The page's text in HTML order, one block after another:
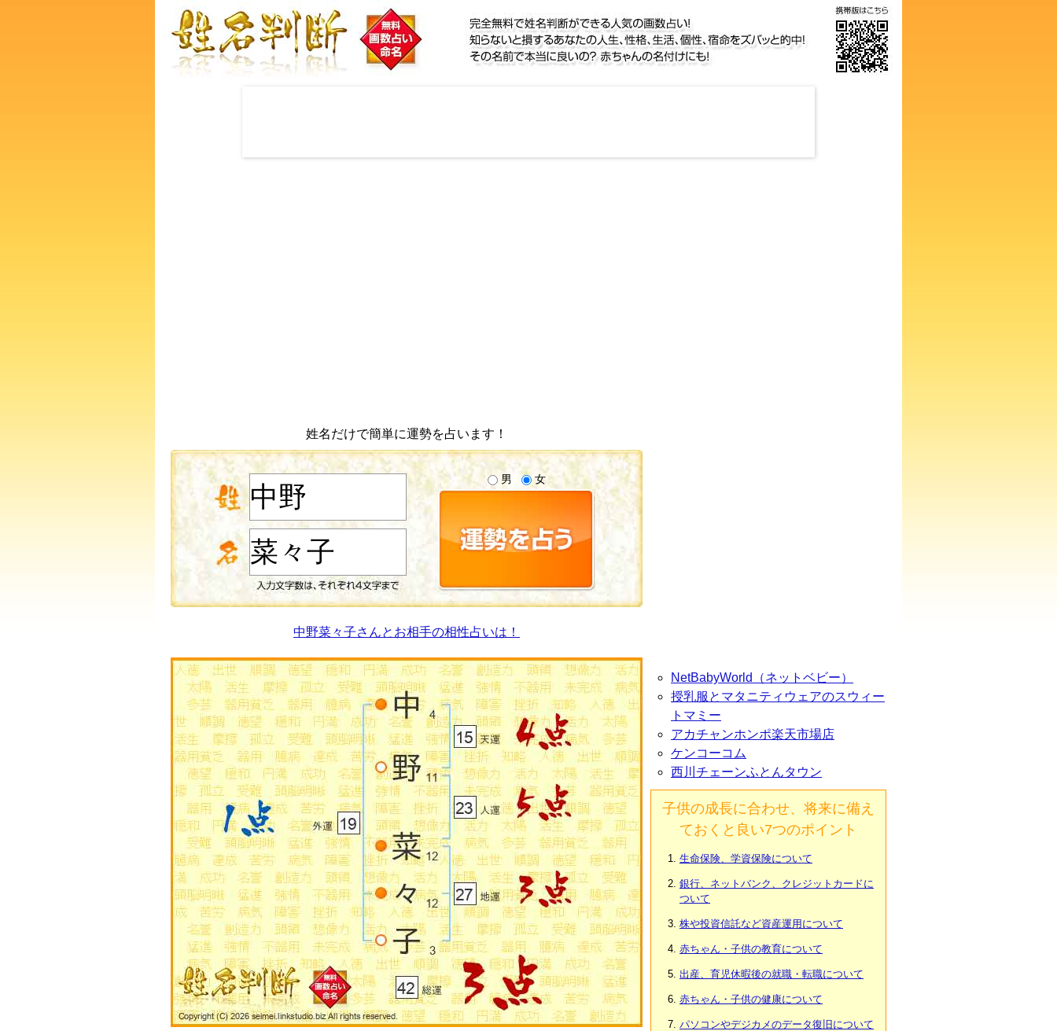
姓名だけで簡単に運勢を占います！
男 女
中野菜々子さんとお相手の相性占いは！
NetBabyWorld（ネットベビー）
授乳服とマタニティウェアのスウィー
トマミー
アカチャンホンポ楽天市場店
ケンコーコム
西川チェーンふとんタウン
子供の成長に合わせ、将来に備え
ておくと良い7つのポイント
生命保険、学資保険について
銀行、ネットバンク、クレジットカードに
ついて
株や投資信託など資産運用について
赤ちゃん・子供の教育について
出産、育児休暇後の就職・転職について
赤ちゃん・子供の健康について
パソコンやデジカメのデータ復旧について